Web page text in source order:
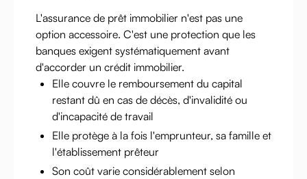
L'assurance de prêt immobilier n'est pas une
option accessoire. C'est une protection que les
banques exigent systématiquement avant
d'accorder un crédit immobilier.
Elle couvre le remboursement du capital
restant dû en cas de décès, d'invalidité ou
d'incapacité de travail
Elle protège à la fois l'emprunteur, sa famille et
l'établissement prêteur
Son coût varie considérablement selon